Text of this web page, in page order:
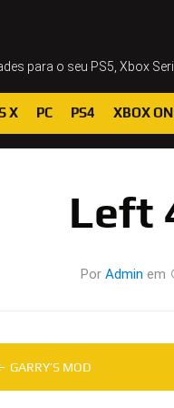
para o seu PS5, Xbox
X PC PS4 XBOX
Left
Por Admin em
GARRY’S MOD